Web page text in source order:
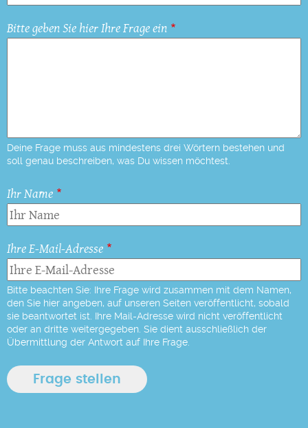
Bitte geben Sie hier Ihre Frage ein
Deine Frage muss aus mindestens drei Wörtern bestehen und
soll genau beschreiben, was Du wissen möchtest.
Ihr Name
Ihre E-Mail-Adresse
Bitte beachten Sie: Ihre Frage wird zusammen mit dem Namen,
den Sie hier angeben, auf unseren Seiten veröffentlicht, sobald
sie beantwortet ist. Ihre Mail-Adresse wird nicht veröffentlicht
oder an dritte weitergegeben. Sie dient ausschließlich der
Übermittlung der Antwort auf Ihre Frage.